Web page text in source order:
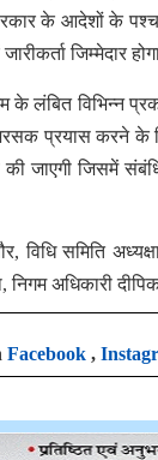
के आदेशों के
जिम्मेदार
के लंबित विभिन्न
प्रयास करने के
जाएगी जिसमें
विधि समिति
निगम अधिकारी
Facebook ,